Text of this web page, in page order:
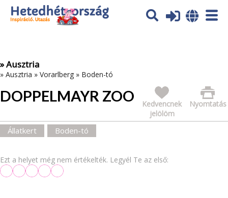
Az oldal sütiket (cookies) használ. További tájékoztatás itt:
Adatvédelmi tájékoztató
» Ausztria
» Ausztria » Vorarlberg » Boden-tó
DOPPELMAYR ZOO Nyomtatás
Kedvencnek
jelölöm
Állatkert Boden-tó
Ezt a helyet még nem értékelték. Legyél Te az első: